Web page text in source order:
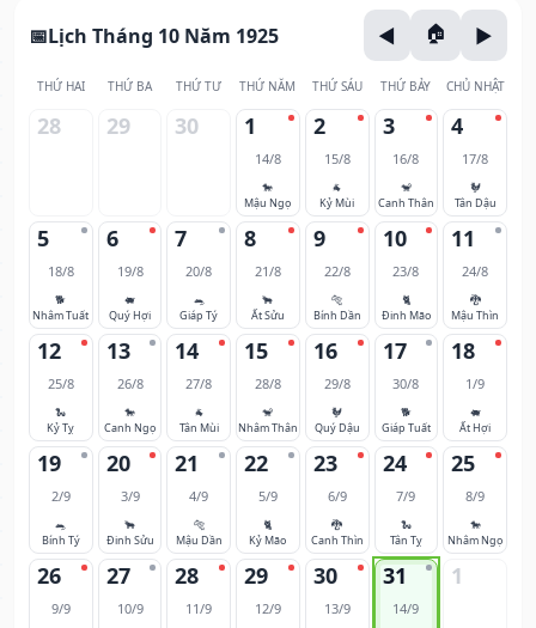
Lịch Tháng 10 Năm 1925
THỨ HAI THỨ BA THỨ TƯ THỨ NĂM THỨ SÁU THỨ BẢY CHỦ NHẬT
28 29 30 1
14/8
🐎
Mậu Ngọ
2
15/8
🐐
Kỷ Mùi
3
16/8
🐒
Canh Thân
4
17/8
🐓
Tân Dậu
5
18/8
🐕
Nhâm Tuất
6
19/8
🐖
Quý Hợi
7
20/8
🐀
Giáp Tý
8
21/8
🐂
Ất Sửu
9
22/8
🐅
Bính Dần
10
23/8
🐈
Đinh Mão
11
24/8
🐉
Mậu Thìn
12
25/8
🐍
Kỷ Tỵ
13
26/8
🐎
Canh Ngọ
14
27/8
🐐
Tân Mùi
15
28/8
🐒
Nhâm Thân
16
29/8
🐓
Quý Dậu
17
30/8
🐕
Giáp Tuất
18
1/9
🐖
Ất Hợi
19
2/9
🐀
Bính Tý
20
3/9
🐂
Đinh Sửu
21
4/9
🐅
Mậu Dần
22
5/9
🐈
Kỷ Mão
23
6/9
🐉
Canh Thìn
24
7/9
🐍
Tân Tỵ
25
8/9
🐎
Nhâm Ngọ
26
9/9
27
10/9
28
11/9
29
12/9
30
13/9
31
14/9
1